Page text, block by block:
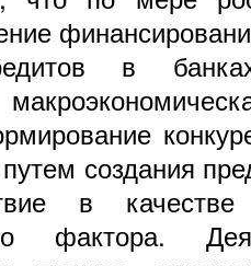
в
создания
в качестве
фактора.